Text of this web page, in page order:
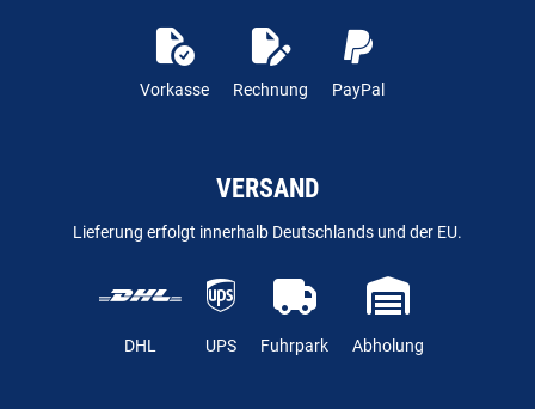
Vorkasse Rechnung PayPal
VERSAND
Lieferung erfolgt innerhalb Deutschlands und der EU.
DHL UPS Fuhrpark Abholung